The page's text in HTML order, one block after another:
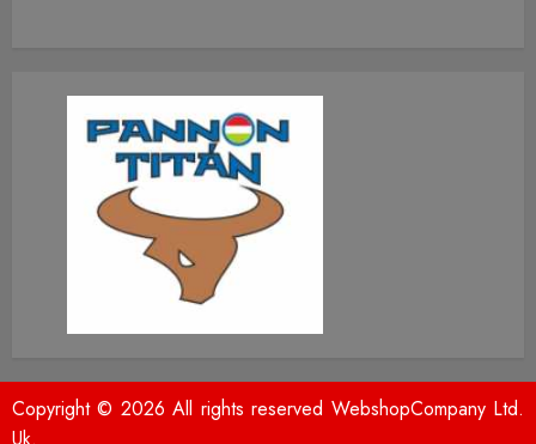
Copyright © 2026 All rights reserved WebshopCompany Ltd.